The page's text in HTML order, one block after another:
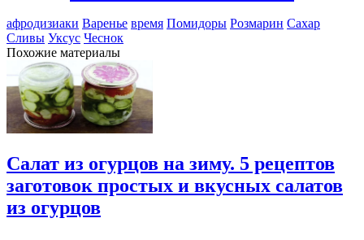
афродизиаки Варенье время Помидоры Розмарин Сахар
Сливы Уксус Чеснок
Похожие материалы
Салат из огурцов на зиму. 5 рецептов
заготовок простых и вкусных салатов
из огурцов